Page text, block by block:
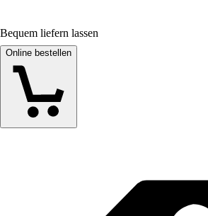
Bequem liefern lassen
Online bestellen